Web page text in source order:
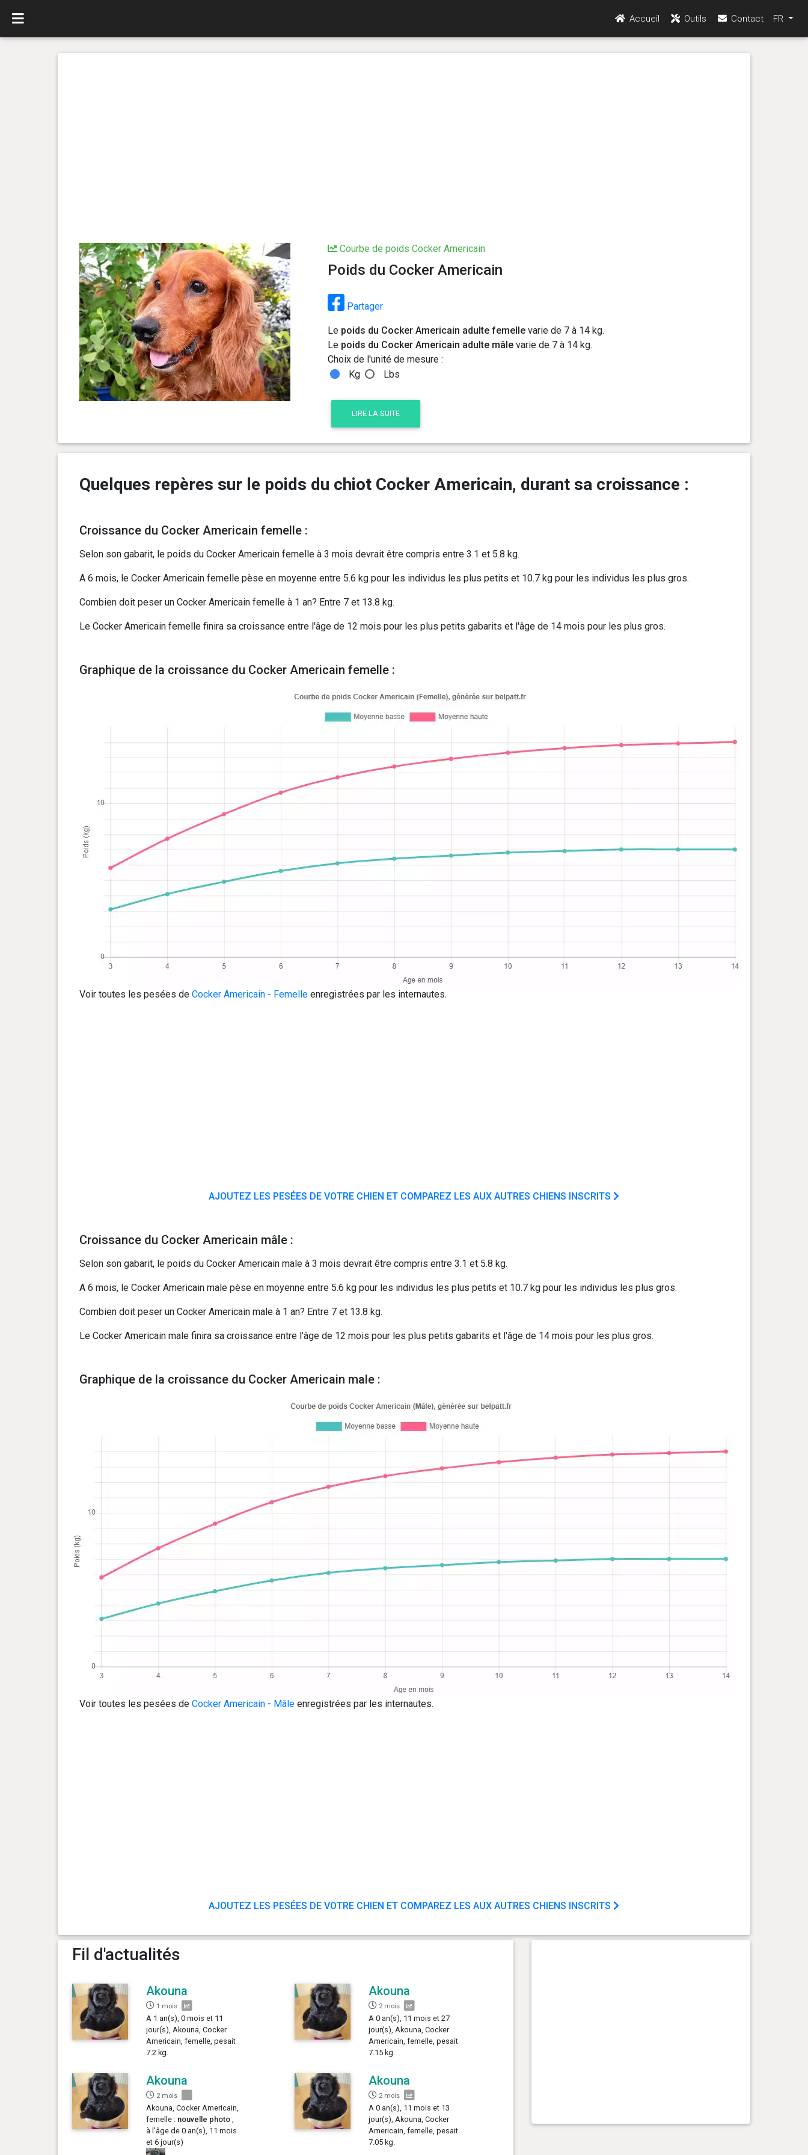
Accueil Outils Contact FR
Courbe de poids Cocker Americain
Poids du Cocker Americain
Partager
Le poids du Cocker Americain adulte femellevarie de 7 à 14 kg.
Le poids du Cocker Americain adulte mâlevarie de 7 à 14 kg.
Choix de l'unité de mesure :
Kg
Lbs
LIRE LA SUITE
Quelques repères sur le poids du chiot Cocker Americain, durant sa croissance :
Croissance du Cocker Americain femelle :
Selon son gabarit, le poids du Cocker Americain femelle à 3 mois devrait être compris entre 3.1 et 5.8 kg.
A 6 mois, le Cocker Americain femelle pèse en moyenne entre 5.6 kg pour les individus les plus petits et 10.7 kg pour les individus les plus gros.
Combien doit peser un Cocker Americain femelle à 1 an? Entre 7 et 13.8 kg.
Le Cocker Americain femelle finira sa croissance entre l'âge de 12 mois pour les plus petits gabarits et l'âge de 14 mois pour les plus gros.
Graphique de la croissance du Cocker Americain femelle :
Voir toutes les pesées de Cocker Americain - Femelleenregistrées par les internautes.
AJOUTEZ LES PESÉES DE VOTRE CHIEN ET COMPAREZ LES AUX AUTRES CHIENS INSCRITS
Croissance du Cocker Americain mâle :
Selon son gabarit, le poids du Cocker Americain male à 3 mois devrait être compris entre 3.1 et 5.8 kg.
A 6 mois, le Cocker Americain male pèse en moyenne entre 5.6 kg pour les individus les plus petits et 10.7 kg pour les individus les plus gros.
Combien doit peser un Cocker Americain male à 1 an? Entre 7 et 13.8 kg.
Le Cocker Americain male finira sa croissance entre l'âge de 12 mois pour les plus petits gabarits et l'âge de 14 mois pour les plus gros.
Graphique de la croissance du Cocker Americain male :
Voir toutes les pesées de Cocker Americain - Mâleenregistrées par les internautes.
AJOUTEZ LES PESÉES DE VOTRE CHIEN ET COMPAREZ LES AUX AUTRES CHIENS INSCRITS
Fil d'actualités
Akouna
1 mois
A 1 an(s), 0 mois et 11
jour(s), Akouna, Cocker
Americain, femelle, pesait
7.2 kg.
Akouna
2 mois
A 0 an(s), 11 mois et 27
jour(s), Akouna, Cocker
Americain, femelle, pesait
7.15 kg.
Akouna
2 mois
Akouna, Cocker Americain,
femelle : nouvelle photo
à l'âge de 0 an(s), 11 mois
et 6 jour(s)
Akouna
2 mois
A 0 an(s), 11 mois et 13
jour(s), Akouna, Cocker
Americain, femelle, pesait
7.05 kg.